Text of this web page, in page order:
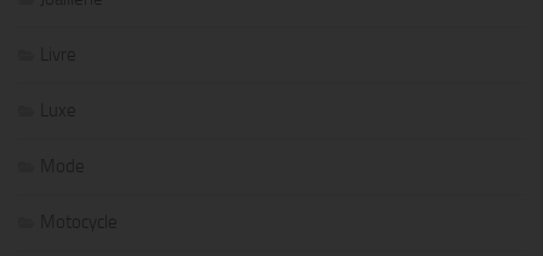
Livre
Luxe
Mode
Motocycle